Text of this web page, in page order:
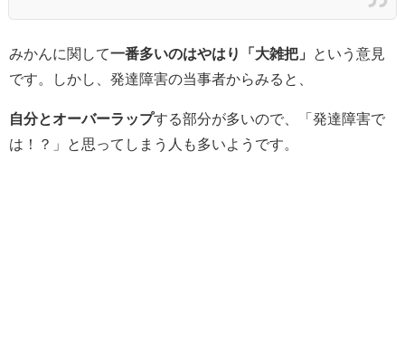
みかんに関して一番多いのはやはり「大雑把」
という意見
です。しかし、発達障害の当事者からみると、
自分とオーバーラップする部分が多いので、「発達障害で
は！？」と思ってしまう人も多いようです。